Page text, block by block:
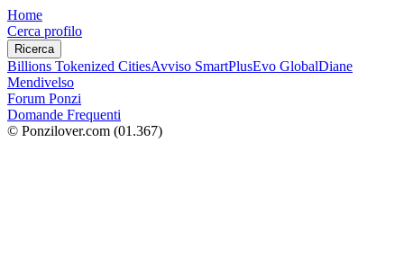
Home
Cerca profilo
Ricerca
Billions Tokenized CitiesAvviso SmartPlusEvo GlobalDiane
Mendivelso
Forum Ponzi
Domande Frequenti
© Ponzilover.com (01.367)